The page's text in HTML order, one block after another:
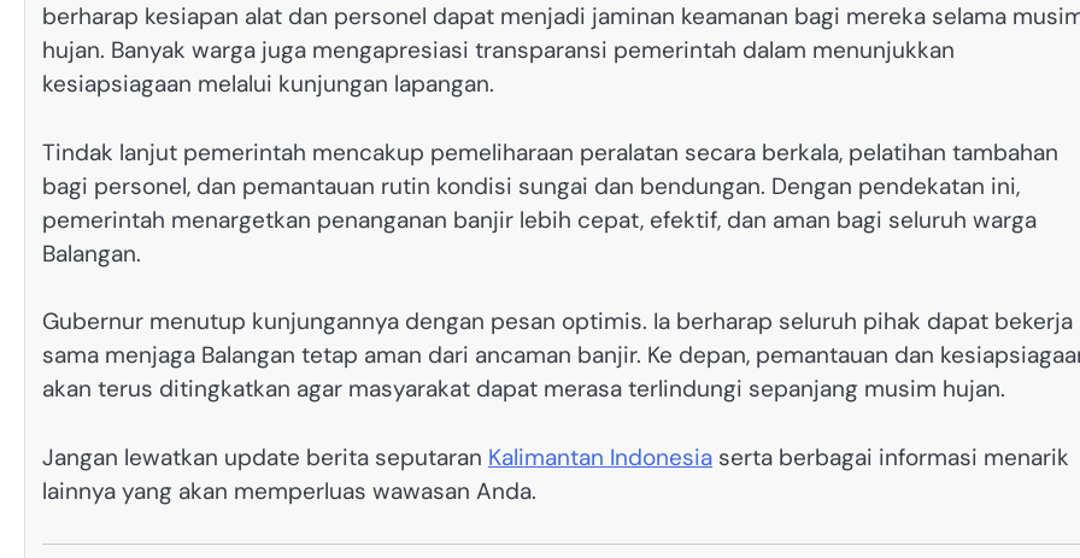
berharap kesiapan alat dan personel dapat menjadi jaminan keamanan bagi mereka selama
hujan. Banyak warga juga mengapresiasi transparansi pemerintah dalam menunjukkan
kesiapsiagaan melalui kunjungan lapangan.
Tindak lanjut pemerintah mencakup pemeliharaan peralatan secara berkala, pelatihan tambahan
bagi personel, dan pemantauan rutin kondisi sungai dan bendungan. Dengan pendekatan ini,
pemerintah menargetkan penanganan banjir lebih cepat, efektif, dan aman bagi seluruh warga
Balangan.
Gubernur menutup kunjungannya dengan pesan optimis. Ia berharap seluruh pihak dapat bekerja
sama menjaga Balangan tetap aman dari ancaman banjir. Ke depan, pemantauan dan
akan terus ditingkatkan agar masyarakat dapat merasa terlindungi sepanjang musim hujan.
Jangan lewatkan update berita seputaran Kalimantan Indonesia serta berbagai informasi menarik
lainnya yang akan memperluas wawasan Anda.